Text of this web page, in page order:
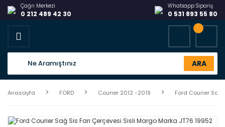
Çağrı Merkezi
0 212 489 42 30
Whatsapp Sipariş
0 531 893 55 80
ARA
Anasayfa FORD Courier 2012 -2019 Ford Courier Sağ